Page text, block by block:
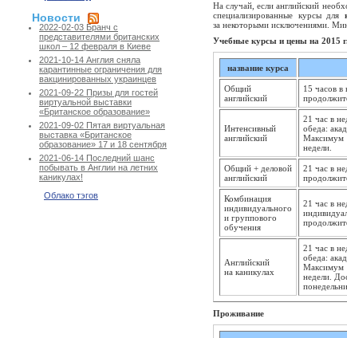
Новости
2022-02-03 Бранч с
представителями британских
школ – 12 февраля в Киеве
2021-10-14 Англия сняла
карантинные ограничения для
вакцинированных украинцев
2021-09-22 Призы для гостей
виртуальной выставки
«Британское образование»
2021-09-02 Пятая виртуальная
выставка «Британское
образование» 17 и 18 сентября
2021-06-14 Последний шанс
побывать в Англии на летних
каникулах!
Облако тэгов
На случай, если английский
специализированные курсы для
за некоторыми исключениями.
Учебные курсы и цены на 2015
название курса
Общий
английский
15 часов
Интенсивный
английский
21 час в
обеда:
Максимум
недели.
Общий + деловой
английский
21 час в
Комбинация
индивидуального
и группового
обучения
21 час в
Английский
на каникулах
21 час в
обеда:
Максимум
недели.
Проживание